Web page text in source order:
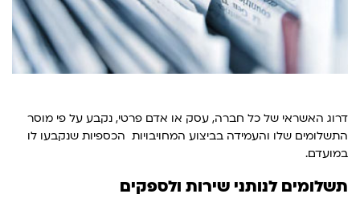
דרוג האשראי של כל חברה, עסק או אדם פרטי, נקבע על פי מוסר
התשלומים שלו והעמידה בביצוע המחויבויות הכספיות שנקבעו לו
במועדם.
תשלומים לנותני שירות ולספקים